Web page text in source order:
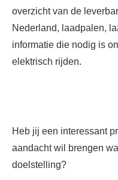
overzicht van de
Nederland, laadpalen,
informatie die nodig is
elektrisch rijden.
Heb jij een interessant
aandacht wil brengen
doelstelling?